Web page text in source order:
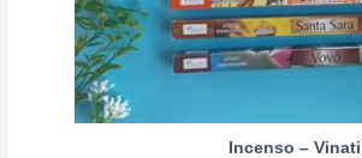
Incenso – Vinati